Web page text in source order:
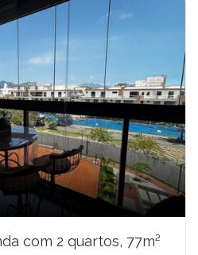
com 2 quartos, 77m²